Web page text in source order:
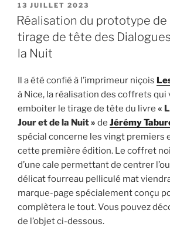
PUBLIÉ
LE
13 JUILLET 2023
Réalisation du prototype
tirage de tête des
la Nuit
Il a été confié à l’imprimeur niçois
à Nice, la réalisation des coffrets
emboiter le tirage de tête du livre «
Jour et de la Nuit » de Jérémy
spécial concerne les vingt premiers
cette première édition. Le coffret
d’une cale permettant de centrer
délicat fourreau pelliculé mat viendra
marque-page spécialement conçu
complètera le tout. Vous pouvez
de l’objet ci-dessous.